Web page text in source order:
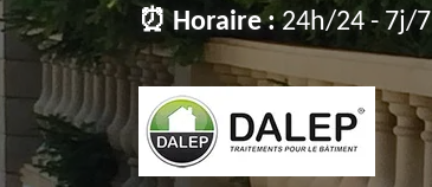
⏰ Horaire :24h/24 - 7j/7